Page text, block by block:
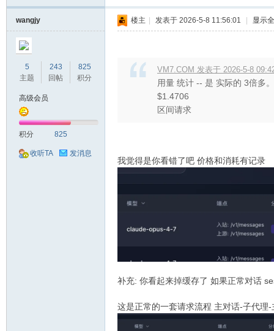
wangjy
5
主题
243
回帖
825
积分
高级会员
积分 825
收听TA 发消息
楼主 发表于 2026-5-8 11:56:01 显示
VM7.COM 发表于 2026-5-8
用量 统计 -- 是 实际的 3倍多
$1.4706
区间请求
我觉得是你看错了吧 价格和消耗有记录
补充: 你看起来掉缓存了 如果正常对话
这是正常的一套请求流程 主对话-子代理